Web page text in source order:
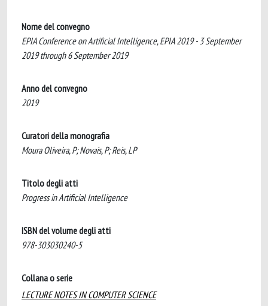
Nome del convegno
EPIA Conference on Artificial Intelligence, EPIA 2019 - 3 September
2019 through 6 September 2019
Anno del convegno
2019
Curatori della monografia
Moura Oliveira, P; Novais, P; Reis, LP
Titolo degli atti
Progress in Artificial Intelligence
ISBN del volume degli atti
978-303030240-5
Collana o serie
LECTURE NOTES IN COMPUTER SCIENCE